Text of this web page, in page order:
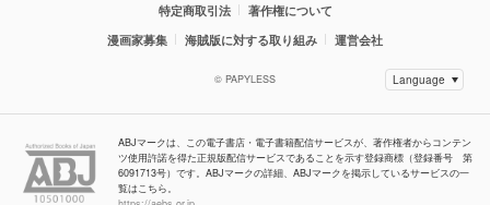
特定商取引法
著作権について
漫画家募集
海賊版に対する取り組み 運営会社
© PAPYLESS
ABJマークは、この電子書店・電子書籍配信サービスが、著作権者からコンテン
ツ使用許諾を得た正規版配信サービスであることを示す登録商標（登録番号 第
6091713号）です。ABJマークの詳細、ABJマークを掲示しているサービスの一
覧はこちら。